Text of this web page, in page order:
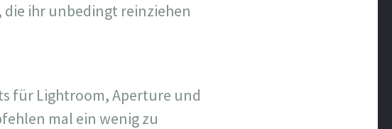
ihr unbedingt reinziehen
für Lightroom, Aperture und
mal ein wenig zu